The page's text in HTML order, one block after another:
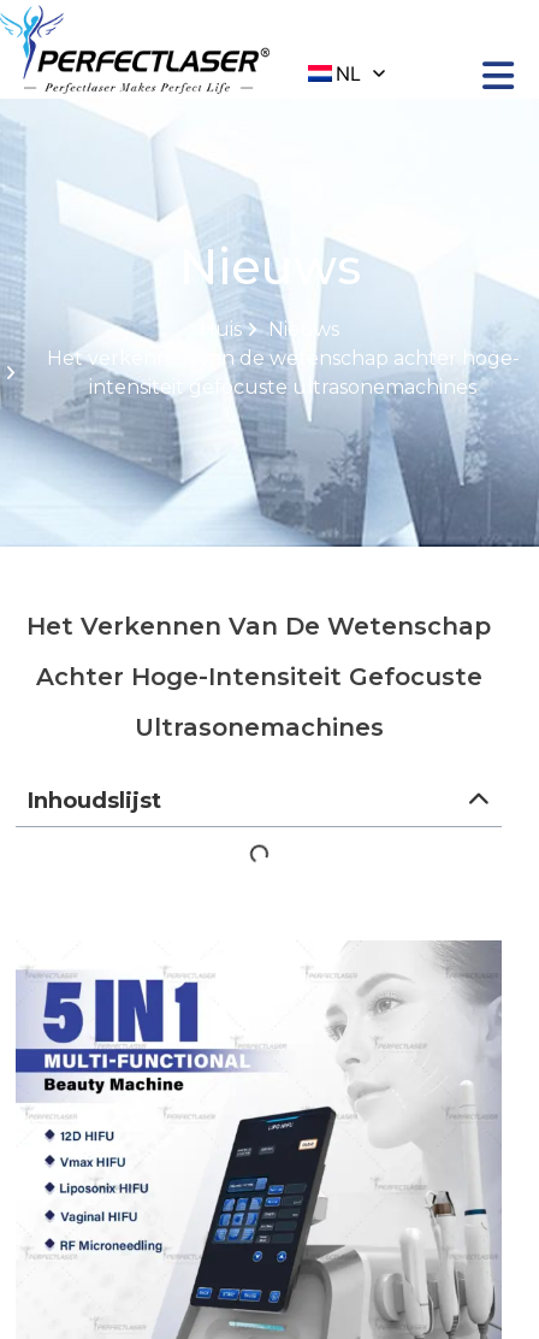
NL
Nieuws
Huis
Nieuws
Het verkennen van de wetenschap achter hoge-
intensiteit gefocuste ultrasonemachines
Het Verkennen Van De Wetenschap
Achter Hoge-Intensiteit Gefocuste
Ultrasonemachines
Inhoudslijst